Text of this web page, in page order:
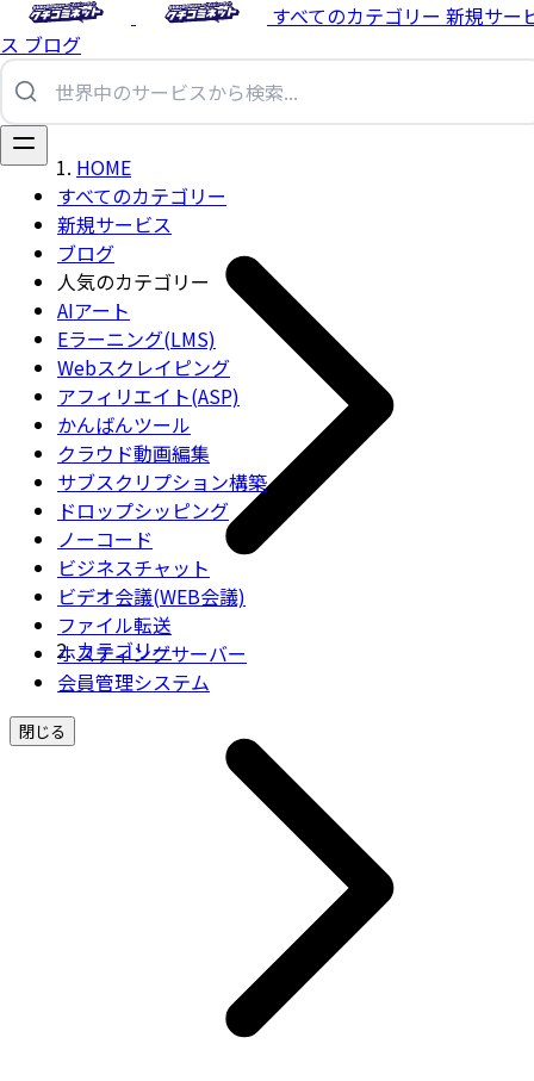
すべてのカテゴリー 新規サー
ス ブログ
すべてのカテゴリー
新規サービス
ブログ
人気のカテゴリー
AIアート
Eラーニング(LMS)
Webスクレイピング
アフィリエイト(ASP)
かんばんツール
クラウド動画編集
サブスクリプション構築
ドロップシッピング
ノーコード
ビジネスチャット
ビデオ会議(WEB会議)
ファイル転送
ホスティングサーバー
会員管理システム
閉じる
HOME
カテゴリー